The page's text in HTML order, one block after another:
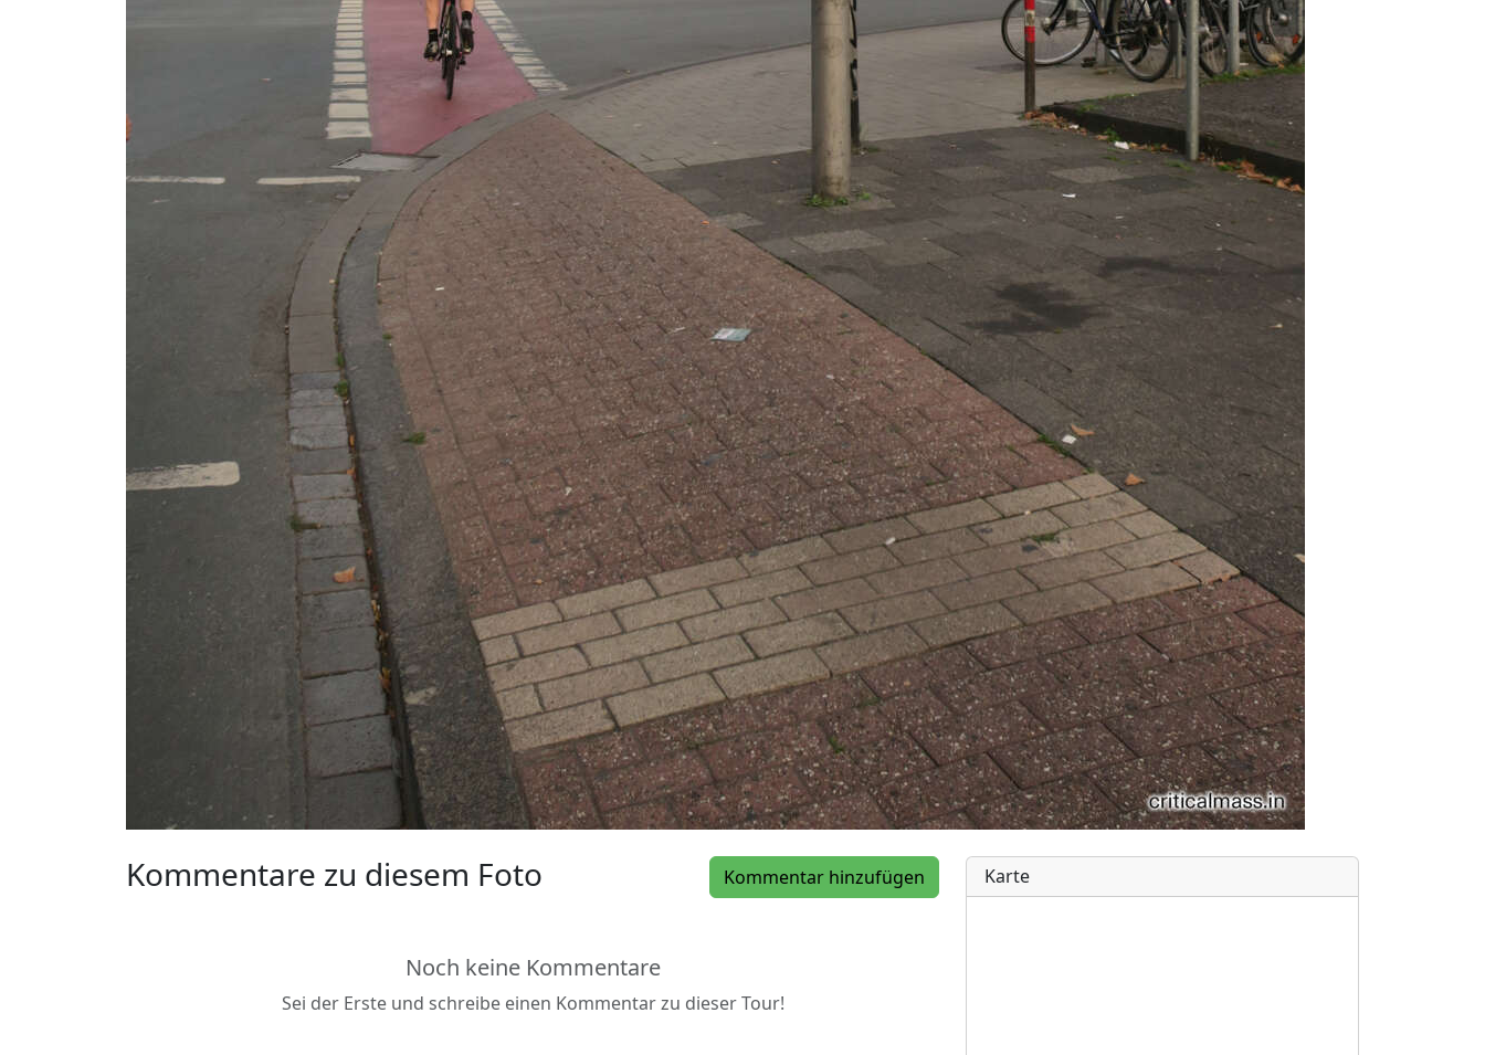
Kommentar hinzufügen
Kommentare zu diesem Foto
Noch keine Kommentare
Sei der Erste und schreibe einen Kommentar zu dieser Tour!
Karte